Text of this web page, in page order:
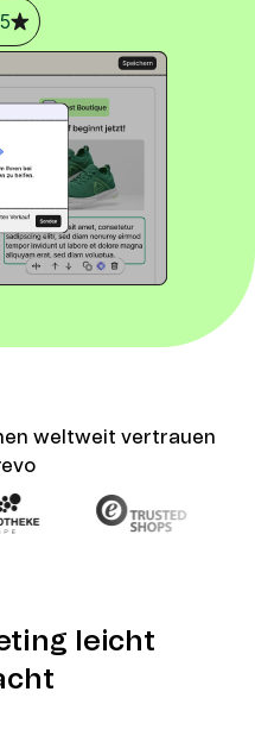
weltweit vertrauen
leicht